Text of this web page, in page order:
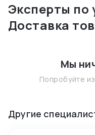
Эксперты по
Доставка
Мы
Попробуйте
Другие